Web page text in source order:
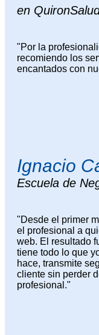
en
"Por la
recomiendo los
encantados con
Ignacio
Escuela de
"Desde el primer
el profesional a
web. El resultado
tiene todo lo que
hace, transmite
cliente sin perder
profesional."